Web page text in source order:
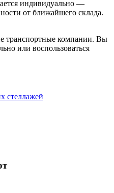
индивидуально —
от ближайшего склада.
транспортные компании. Вы
или воспользоваться
стеллажей